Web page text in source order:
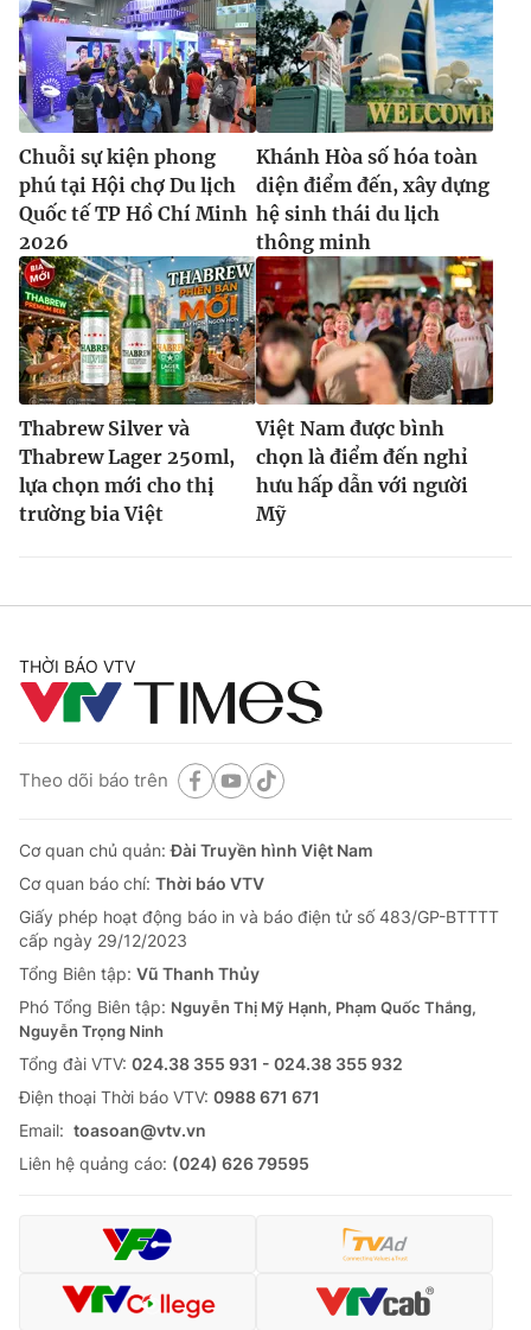
Chuỗi sự kiện phong
phú tại Hội chợ Du lịch
Quốc tế TP Hồ Chí Minh
2026
Khánh Hòa số hóa toàn
diện điểm đến, xây dựng
hệ sinh thái du lịch
thông minh
Thabrew Silver và
Thabrew Lager 250ml,
lựa chọn mới cho thị
trường bia Việt
Việt Nam được bình
chọn là điểm đến nghỉ
hưu hấp dẫn với người
Mỹ
THỜI BÁO VTV
Theo dõi báo trên
Cơ quan chủ quản:Đài Truyền hình Việt Nam
Cơ quan báo chí: Thời báo VTV
Giấy phép hoạt động báo in và báo điện tử số 483/GP-BTTTT
cấp ngày 29/12/2023
Tổng Biên tập: Vũ Thanh Thủy
Phó Tổng Biên tập: Nguyễn Thị Mỹ Hạnh, Phạm Quốc Thắng,
Nguyễn Trọng Ninh
Tổng đài VTV: 024.38 355 931 - 024.38 355 932
Ðiện thoại Thời báo VTV: 0988 671 671
Email: toasoan@vtv.vn
Liên hệ quảng cáo: (024) 626 79595